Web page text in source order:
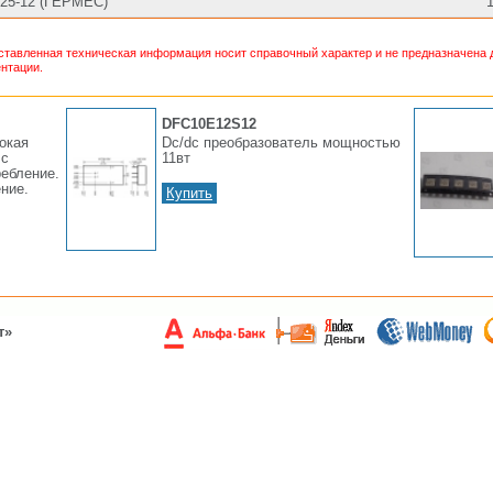
техническая информация носит справочный характер и не предназначена
DFC10E12S12
Dc/dc преобразователь мощностью
11вт
Купить